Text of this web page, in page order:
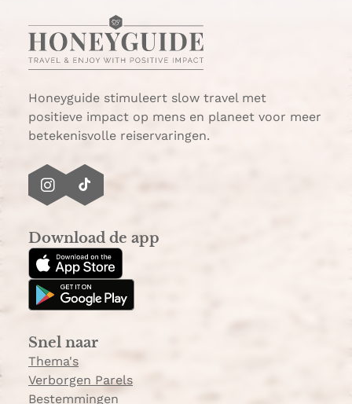
Honeyguide stimuleert slow travel met
positieve impact op mens en planeet voor meer
betekenisvolle reiservaringen.
I
t
a
g
m
T
T
o
k
Download de app
Snel naar
Thema's
Verborgen Parels
Bestemmingen